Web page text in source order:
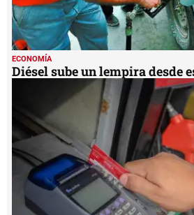
ECONOMÍA
Diésel sube un lempira desde